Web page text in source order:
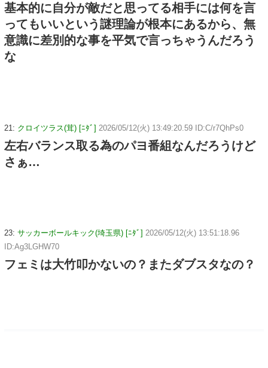
基本的に自分が敵だと思ってる相手には何を言
ってもいいという謎理論が根本にあるから、無
意識に差別的な事を平気で言っちゃうんだろう
な
21: クロイツラス(茸) [ﾆﾀﾞ] 2026/05/12(火) 13:49:20.59 ID:C/r7QhPs0
左右バランス取る為のパヨ番組なんだろうけど
さぁ…
23: サッカーボールキック(埼玉県) [ﾆﾀﾞ] 2026/05/12(火) 13:51:18.96
ID:Ag3LGHW70
フェミは大竹叩かないの？またダブスタなの？